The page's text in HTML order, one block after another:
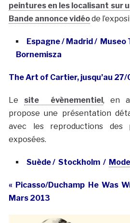
peintures en les localisant sur
Bande annonce vidéode
Espagne / Madrid / Museo
Bornemisza
The Art of Cartier, jusqu’au
Le site évènementiel , en
propose une présentation
avec les reproductions des
exposées.
Suède / Stockholm /
« Picasso/Duchamp He Was
Mars 2013